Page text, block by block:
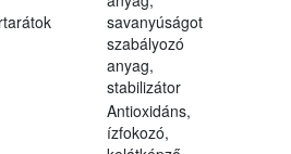
savanyúságot
szabályozó
anyag,
stabilizátor
Antioxidáns,
ízfokozó,